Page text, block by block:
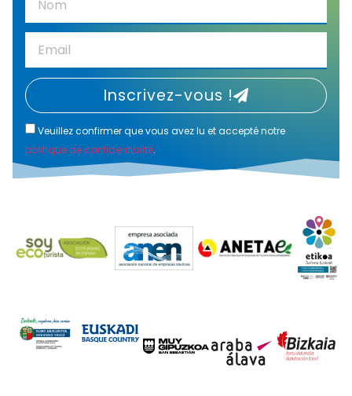
Veuillez confirmer que vous avez lu et accepté notre
politique de confidentialité.
Inscrivez-vous !
Alternative: